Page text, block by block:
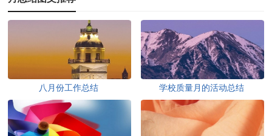
八月份工作总结 学校质量月的活动总结